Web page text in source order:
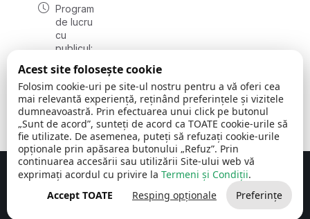
Program
de lucru
cu
publicul:
08:00 -
16:30
, vineri:
08:00 -
14:00
Comuna Cerchezu © 2026Toate drepturile rezervate
Concept realizat de Big Media Relații Publice SRL
Acest site folosește cookie
Folosim cookie-uri pe site-ul nostru pentru a vă oferi cea
mai relevantă experiență, reținând preferințele și vizitele
dumneavoastră. Prin efectuarea unui click pe butonul
„Sunt de acord”, sunteți de acord ca TOATE cookie-urile să
fie utilizate. De asemenea, puteți să refuzați cookie-urile
opționale prin apăsarea butonului „Refuz”. Prin
continuarea accesării sau utilizării Site-ului web vă
exprimați acordul cu privire la Termeni și Condiții.
Accept TOATE
Resping opționale Preferințe